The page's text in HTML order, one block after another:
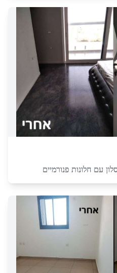
עם חלונות פנורמיים